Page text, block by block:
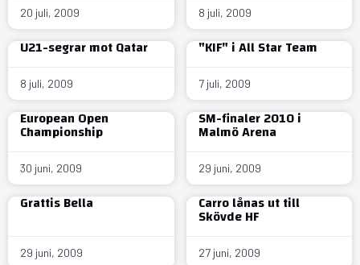
20 juli, 2009 8 juli, 2009
U21-segrar mot Qatar
8 juli, 2009
"KIF" i All Star Team
7 juli, 2009
European Open
Championship
30 juni, 2009
SM-finaler 2010 i
Malmö Arena
29 juni, 2009
Grattis Bella
29 juni, 2009
Carro lånas ut till
Skövde HF
27 juni, 2009